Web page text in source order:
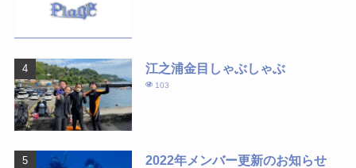
江之浦金目しゃぶしゃぶ
103
2022年メンバー更新のお知らせ